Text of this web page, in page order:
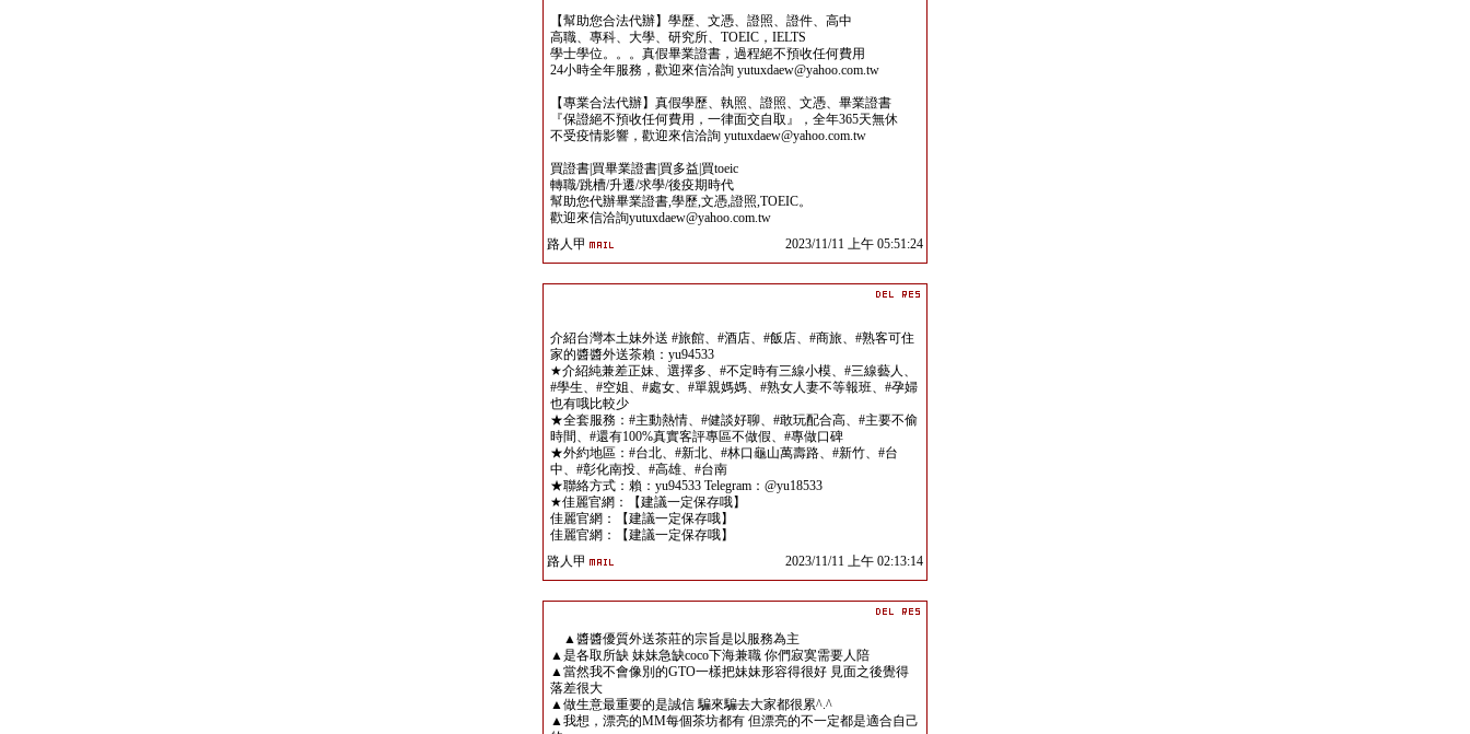
【幫助您合法代辦】學歷、文憑、證照、證件、高中
高職、專科、大學、研究所、TOEIC，IELTS
學士學位。。。真假畢業證書，過程絕不預收任何費用
24小時全年服務，歡迎來信洽詢 yutuxdaew@yahoo.com.tw
【專業合法代辦】真假學歷、執照、證照、文憑、畢業證書
『保證絕不預收任何費用，一律面交自取』，全年365天無休
不受疫情影響，歡迎來信洽詢 yutuxdaew@yahoo.com.tw
買證書|買畢業證書|買多益|買toeic
轉職/跳槽/升遷/求學/後疫期時代
幫助您代辦畢業證書,學歷,文憑,證照,TOEIC。
歡迎來信洽詢yutuxdaew@yahoo.com.tw
路人甲
2023/11/11 上午 05:51:24
介紹台灣本土妹外送 #旅館、#酒店、#飯店、#商旅、#熟客可住
家的醬醬外送茶賴：yu94533
★介紹純兼差正妹、選擇多、#不定時有三線小模、#三線藝人、
#學生、#空姐、#處女、#單親媽媽、#熟女人妻不等報班、#孕婦
也有哦比較少
★全套服務：#主動熱情、#健談好聊、#敢玩配合高、#主要不偷
時間、#還有100%真實客評專區不做假、#專做口碑
★外約地區：#台北、#新北、#林口龜山萬壽路、#新竹、#台
中、#彰化南投、#高雄、#台南
★聯絡方式：賴：yu94533 Telegram：@yu18533
★佳麗官網：【建議一定保存哦】
佳麗官網：【建議一定保存哦】
佳麗官網：【建議一定保存哦】
路人甲
2023/11/11 上午 02:13:14
▲醬醬優質外送茶莊的宗旨是以服務為主
▲是各取所缺 妹妹急缺coco下海兼職 你們寂寞需要人陪
▲當然我不會像別的GTO一樣把妹妹形容得很好 見面之後覺得
落差很大
▲做生意最重要的是誠信 騙來騙去大家都很累^.^
▲我想，漂亮的MM每個茶坊都有 但漂亮的不一定都是適合自己